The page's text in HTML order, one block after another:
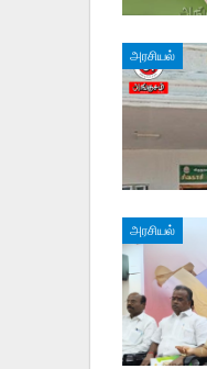
அரசியல்
அரசியல்